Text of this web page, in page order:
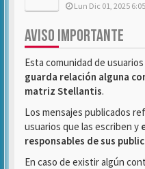
Lun Dic 01, 2025
AVISO IMPORTANTE
Esta comunidad de usuarios
guarda relación alguna
matriz Stellantis.
Los mensajes publicados
usuarios que las escriben y
responsables de sus
En caso de existir algún